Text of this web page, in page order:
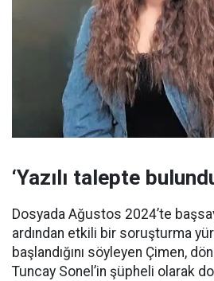
‘Yazılı talepte
Dosyada Ağustos 2024’te
ardından etkili bir soruşturma
başlandığını söyleyen Çimen,
Tuncay Sonel’in şüpheli olarak